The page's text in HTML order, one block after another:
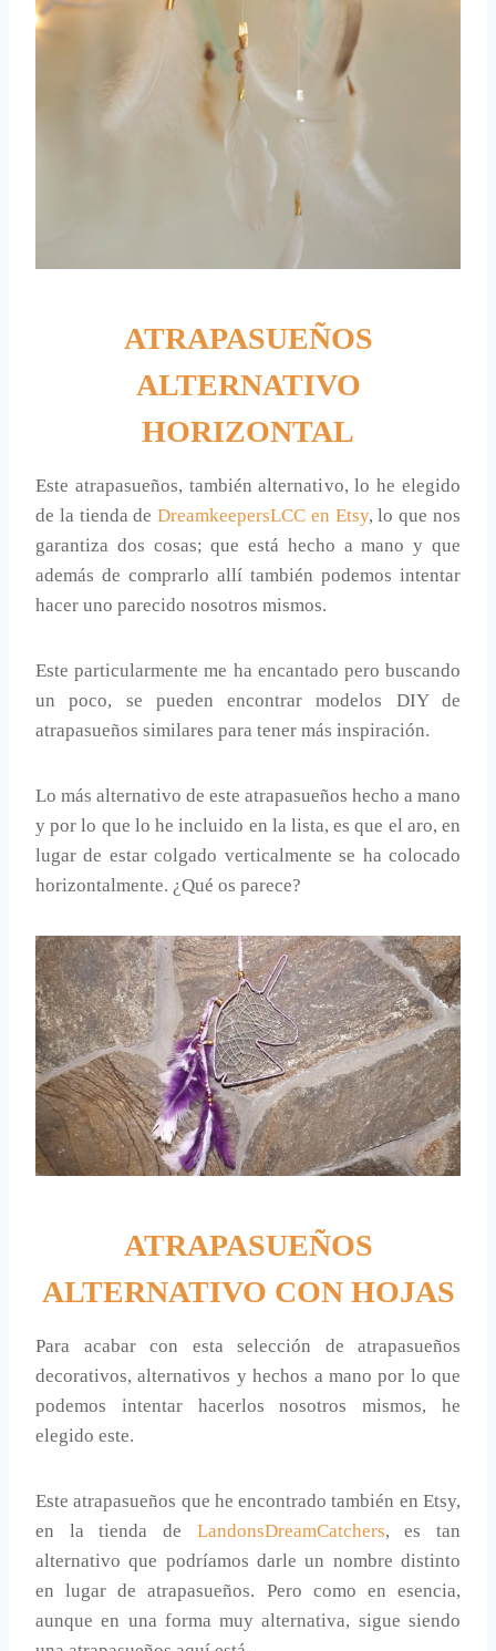
ATRAPASUEÑOS
ALTERNATIVO
HORIZONTAL
Este atrapasueños, también alternativo, lo he elegido
de la tienda deDreamkeepersLCC en Etsy, lo que nos
garantiza dos cosas; que está hecho a mano y que
además de comprarlo allí también podemos intentar
hacer uno parecido nosotros mismos.
Este particularmente me ha encantado pero buscando
un poco, se pueden encontrar modelos DIY de
atrapasueños similares para tener más inspiración.
Lo más alternativo de este atrapasueños hecho a mano
y por lo que lo he incluido en la lista, es que el aro, en
lugar de estar colgado verticalmente se ha colocado
horizontalmente. ¿Qué os parece?
ATRAPASUEÑOS
ALTERNATIVO CON HOJAS
Para acabar con esta selección de atrapasueños
decorativos, alternativos y hechos a mano por lo que
podemos intentar hacerlos nosotros mismos, he
elegido este.
Este atrapasueños que he encontrado también en Etsy,
en la tienda de LandonsDreamCatchers, es tan
alternativo que podríamos darle un nombre distinto
en lugar de atrapasueños. Pero como en esencia,
aunque en una forma muy alternativa, sigue siendo